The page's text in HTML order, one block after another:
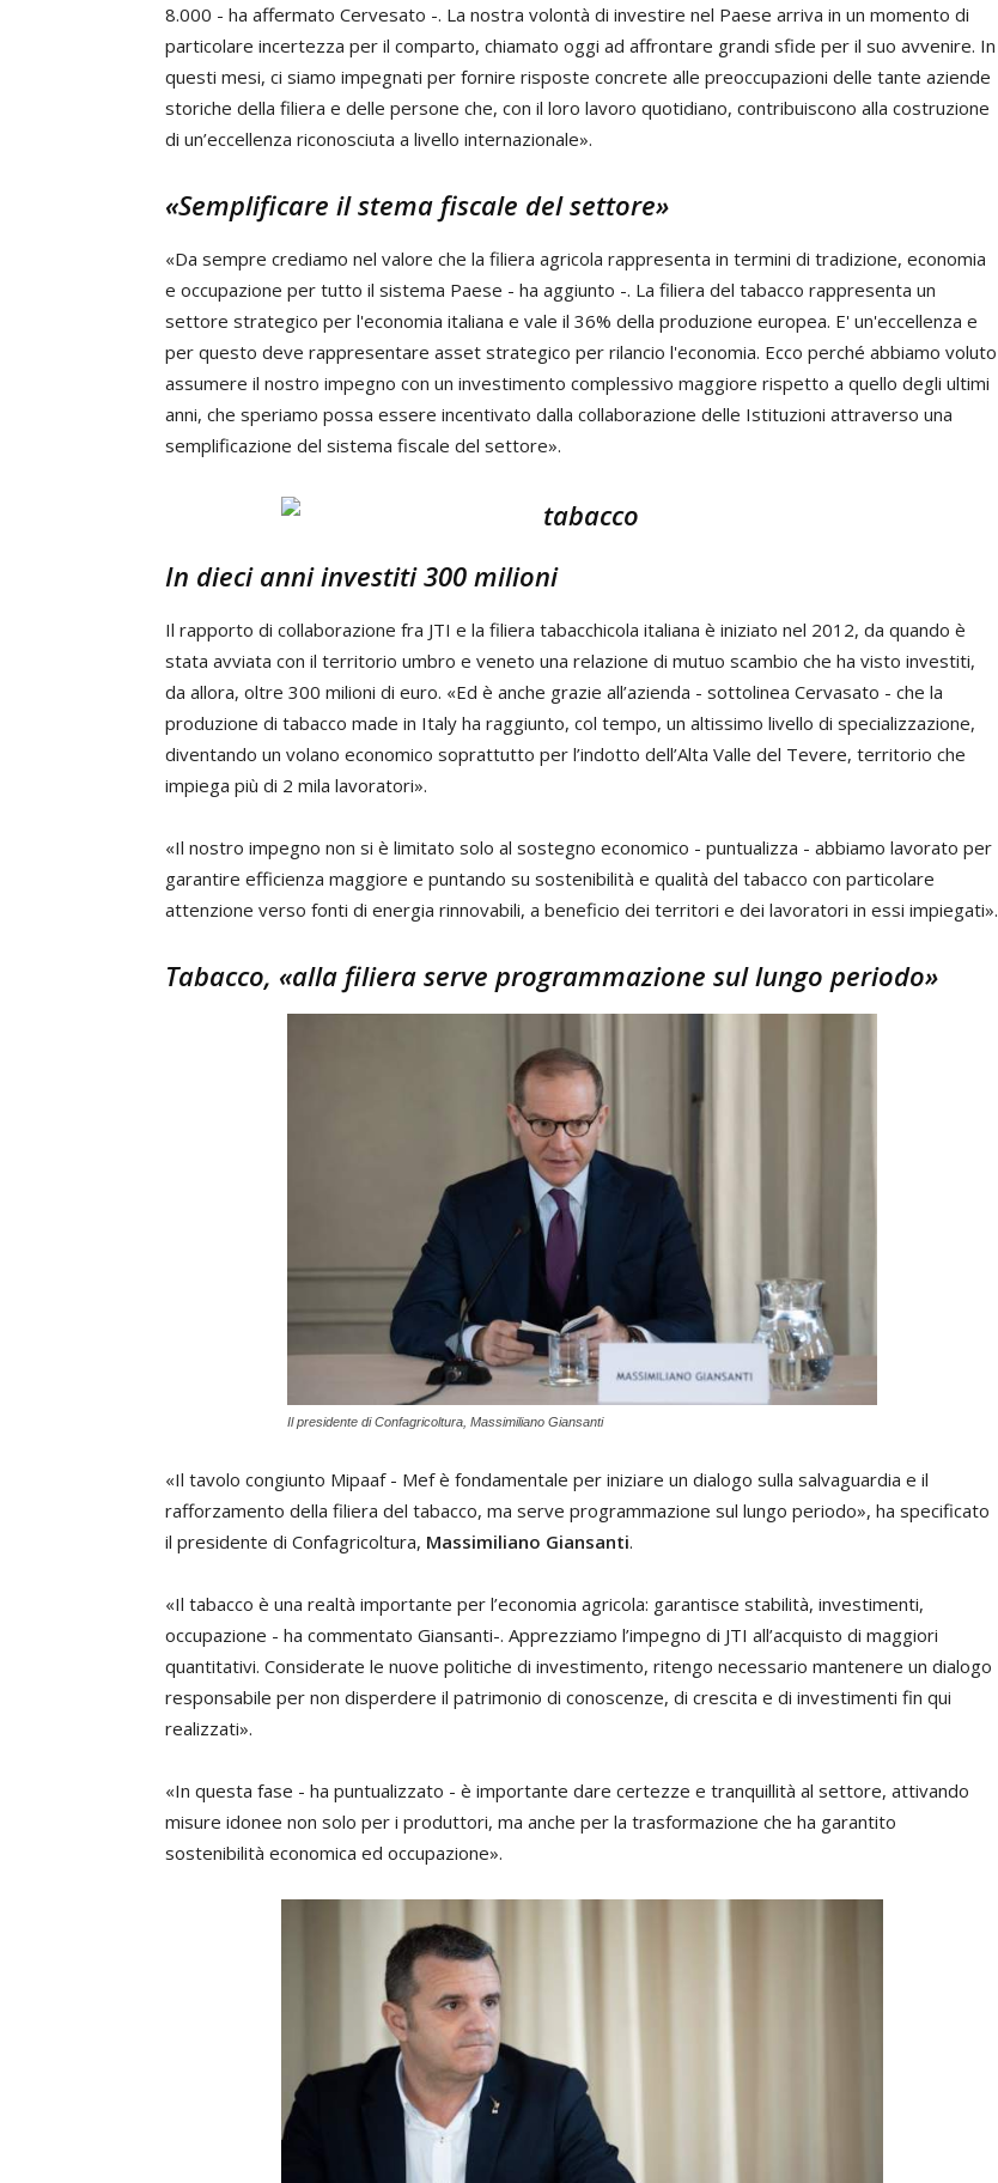
8.000 - ha affermato Cervesato -. La nostra volontà di investire nel Paese arriva in un momento di
particolare incertezza per il comparto, chiamato oggi ad affrontare grandi sfide per il suo avvenire. In
questi mesi, ci siamo impegnati per fornire risposte concrete alle preoccupazioni delle tante aziende
storiche della filiera e delle persone che, con il loro lavoro quotidiano, contribuiscono alla costruzione
di un’eccellenza riconosciuta a livello internazionale».
«Semplificare il stema fiscale del settore»
«Da sempre crediamo nel valore che la filiera agricola rappresenta in termini di tradizione, economia
e occupazione per tutto il sistema Paese - ha aggiunto -. La filiera del tabacco rappresenta un
settore strategico per l'economia italiana e vale il 36% della produzione europea. E' un'eccellenza e
per questo deve rappresentare asset strategico per rilancio l'economia. Ecco perché abbiamo voluto
assumere il nostro impegno con un investimento complessivo maggiore rispetto a quello degli ultimi
anni, che speriamo possa essere incentivato dalla collaborazione delle Istituzioni attraverso una
semplificazione del sistema fiscale del settore».
In dieci anni investiti 300 milioni
Il rapporto di collaborazione fra JTI e la filiera tabacchicola italiana è iniziato nel 2012, da quando è
stata avviata con il territorio umbro e veneto una relazione di mutuo scambio che ha visto investiti,
da allora, oltre 300 milioni di euro. «Ed è anche grazie all’azienda - sottolinea Cervasato - che la
produzione di tabacco made in Italy ha raggiunto, col tempo, un altissimo livello di specializzazione,
diventando un volano economico soprattutto per l’indotto dell’Alta Valle del Tevere, territorio che
impiega più di 2 mila lavoratori».
«Il nostro impegno non si è limitato solo al sostegno economico - puntualizza - abbiamo lavorato per
garantire efficienza maggiore e puntando su sostenibilità e qualità del tabacco con particolare
attenzione verso fonti di energia rinnovabili, a beneficio dei territori e dei lavoratori in essi impiegati».
Tabacco, «alla filiera serve programmazione sul lungo periodo»
Il presidente di Confagricoltura, Massimiliano Giansanti
«Il tavolo congiunto Mipaaf - Mef è fondamentale per iniziare un dialogo sulla salvaguardia e il
rafforzamento della filiera del tabacco, ma serve programmazione sul lungo periodo», ha specificato
il presidente di Confagricoltura, Massimiliano Giansanti.
«Il tabacco è una realtà importante per l’economia agricola: garantisce stabilità, investimenti,
occupazione - ha commentato Giansanti-. Apprezziamo l’impegno di JTI all’acquisto di maggiori
quantitativi. Considerate le nuove politiche di investimento, ritengo necessario mantenere un dialogo
responsabile per non disperdere il patrimonio di conoscenze, di crescita e di investimenti fin qui
realizzati».
«In questa fase - ha puntualizzato - è importante dare certezze e tranquillità al settore, attivando
misure idonee non solo per i produttori, ma anche per la trasformazione che ha garantito
sostenibilità economica ed occupazione».